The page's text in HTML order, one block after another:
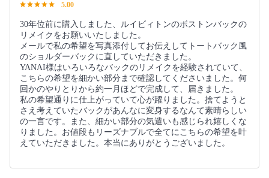
5.00
30年位前に購入しました、ルイビィトンのボストンバックの
リメイクをお願いいたしました。
メールで私の希望を写真添付してお伝えしてトートバック風
のショルダーバックに直していただきました。
YANAI様はいろいろなバックのリメイクを経験されていて、
こちらの希望を細かい部分まで確認してくださいました。何
回かのやりとりから約一月ほどで完成して、届きました。
私の希望通りに仕上がっていて心が躍りました。捨てようと
さえ考えていたバックがあんなに変身するなんて素晴らしい
の一言です。また、細かい部分の気遣いも感じられ嬉しくな
りました。お値段もリーズナブルで全てにこちらの希望を叶
えていただきました。本当にありがとうございました。